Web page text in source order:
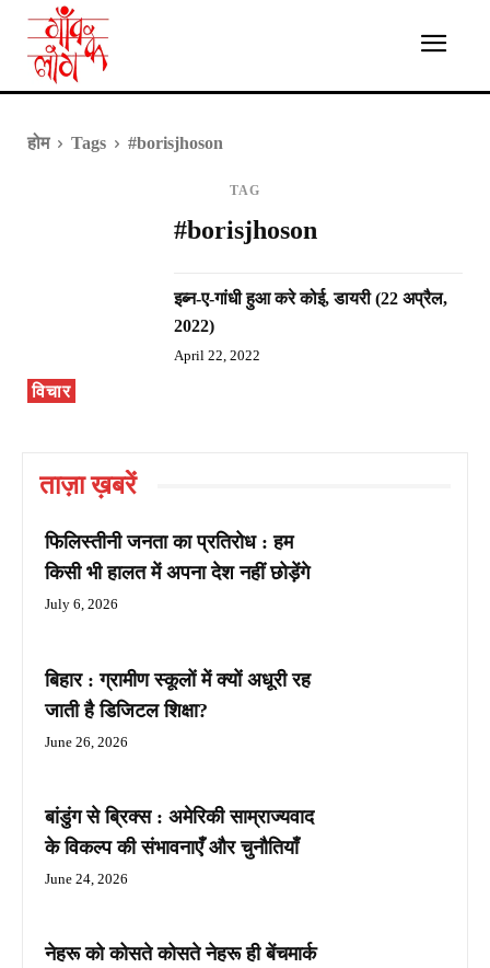
होम Tags #borisjhoson
TAG
#borisjhoson
विचार
इब्न-ए-गांधी हुआ करे कोई, डायरी (22 अप्रैल,
2022)
April 22, 2022
ताज़ा ख़बरें
फिलिस्तीनी जनता का प्रतिरोध : हम
किसी भी हालत में अपना देश नहीं छोड़ेंगे
July 6, 2026
बिहार : ग्रामीण स्कूलों में क्यों अधूरी रह
जाती है डिजिटल शिक्षा?
June 26, 2026
बांडुंग से ब्रिक्स : अमेरिकी साम्राज्यवाद
के विकल्प की संभावनाएँ और चुनौतियाँ
June 24, 2026
नेहरू को कोसते कोसते नेहरू ही बेंचमार्क